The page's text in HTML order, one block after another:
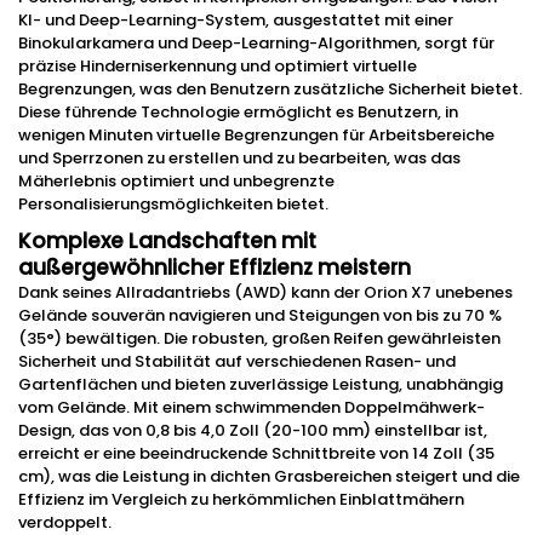
KI- und Deep-Learning-System, ausgestattet mit einer
Binokularkamera und Deep-Learning-Algorithmen, sorgt für
präzise Hinderniserkennung und optimiert virtuelle
Begrenzungen, was den Benutzern zusätzliche Sicherheit bietet.
Diese führende Technologie ermöglicht es Benutzern, in
wenigen Minuten virtuelle Begrenzungen für Arbeitsbereiche
und Sperrzonen zu erstellen und zu bearbeiten, was das
Mäherlebnis optimiert und unbegrenzte
Personalisierungsmöglichkeiten bietet.
Komplexe Landschaften mit
außergewöhnlicher Effizienz meistern
Dank seines Allradantriebs (AWD) kann der Orion X7 unebenes
Gelände souverän navigieren und Steigungen von bis zu 70 %
(35°) bewältigen. Die robusten, großen Reifen gewährleisten
Sicherheit und Stabilität auf verschiedenen Rasen- und
Gartenflächen und bieten zuverlässige Leistung, unabhängig
vom Gelände. Mit einem schwimmenden Doppelmähwerk-
Design, das von 0,8 bis 4,0 Zoll (20-100 mm) einstellbar ist,
erreicht er eine beeindruckende Schnittbreite von 14 Zoll (35
cm), was die Leistung in dichten Grasbereichen steigert und die
Effizienz im Vergleich zu herkömmlichen Einblattmähern
verdoppelt.